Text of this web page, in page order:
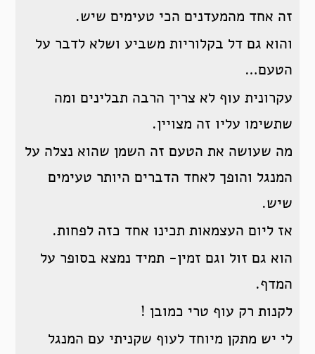
זה אחד מהמעדנים הכי טעימים שיש.
והוא גם דל בקלוריות משביע ושלא לדבר על
הטעם…
עקרונית עוף לא צריך הרבה תבלינים ומה
שתשימו עליו זה מצויין.
מה שעושה את הטעם זה השמן שהוא נצלה על
המנגל והופך לאחד הדברים היותר טעימים
שיש.
אז ליום העצמאות תכינו אחד כזה לפחות.
הוא גם זול וגם זמין- תמיד נמצא בסופר על
המדף.
לקנות רק עוף טרי כמובן !
לי יש מתקן מיוחד לעוף שקניתי עם המנגל